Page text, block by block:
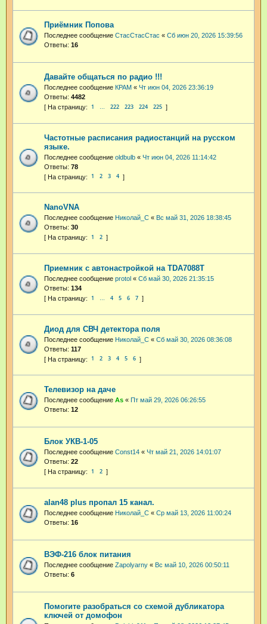
Приёмник Попова
Последнее сообщение СтасСтасСтас « Сб июн 20, 2026 15:39:56
Ответы: 16
Давайте общаться по радио !!!
Последнее сообщение КРАМ « Чт июн 04, 2026 23:36:19
Ответы: 4482
1 … 222 223 224 225
Частотные расписания радиостанций на русском
языке.
Последнее сообщение oldbulb « Чт июн 04, 2026 11:14:42
Ответы: 78
1 2 3 4
NanoVNA
Последнее сообщение Николай_С « Вс май 31, 2026 18:38:45
Ответы: 30
1 2
Приемник с автонастройкой на TDA7088T
Последнее сообщение protol « Сб май 30, 2026 21:35:15
Ответы: 134
1 … 4 5 6 7
Диод для СВЧ детектора поля
Последнее сообщение Николай_С « Сб май 30, 2026 08:36:08
Ответы: 117
1 2 3 4 5 6
Телевизор на даче
Последнее сообщение As « Пт май 29, 2026 06:26:55
Ответы: 12
Блок УКВ-1-05
Последнее сообщение Const14 « Чт май 21, 2026 14:01:07
Ответы: 22
1 2
alan48 plus пропал 15 канал.
Последнее сообщение Николай_С « Ср май 13, 2026 11:00:24
Ответы: 16
ВЭФ-216 блок питания
Последнее сообщение Zapolyarny « Вс май 10, 2026 00:50:11
Ответы: 6
Помогите разобраться со схемой дубликатора
ключей от домофон